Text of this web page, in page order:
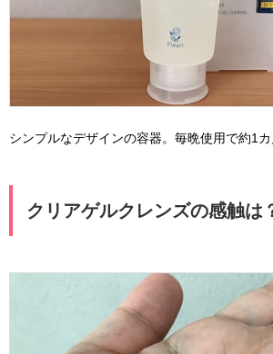
シンプルなデザインの容器。毎晩使用で約1カ
クリアゲルクレンズの感触は